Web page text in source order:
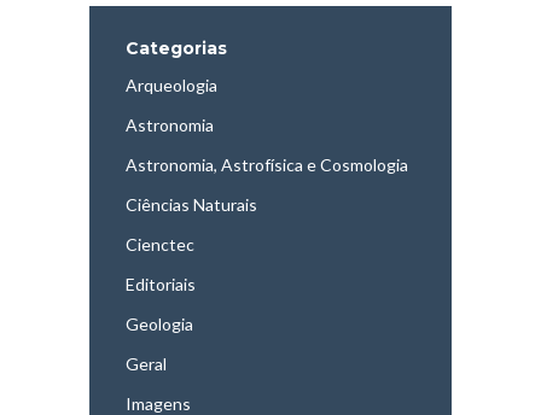
Categorias
Arqueologia
Astronomia
Astronomia, Astrofísica e Cosmologia
Ciências Naturais
Cienctec
Editoriais
Geologia
Geral
Imagens